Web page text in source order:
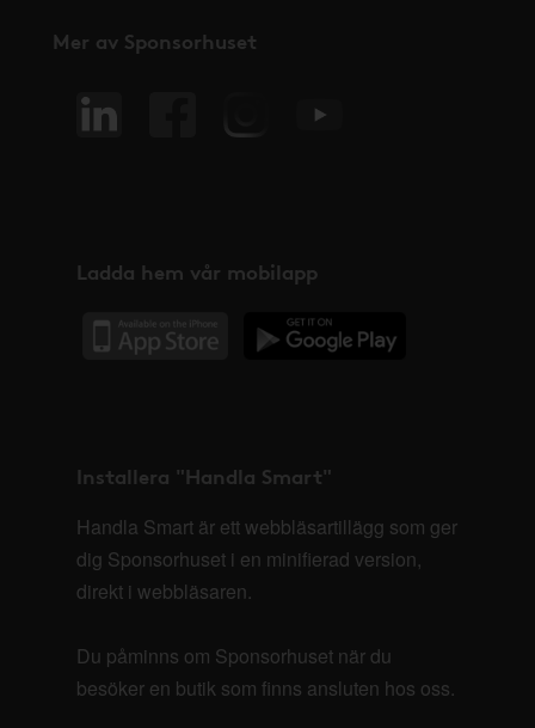
Mer av Sponsorhuset
Ladda hem vår mobilapp
Installera "Handla Smart"
Handla Smart är ett webbläsartillägg som ger
dig Sponsorhuset i en minifierad version,
direkt i webbläsaren.
Du påminns om Sponsorhuset när du
besöker en butik som finns ansluten hos oss.